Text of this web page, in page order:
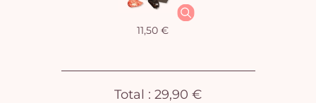
11,50 €
Total : 29,90 €